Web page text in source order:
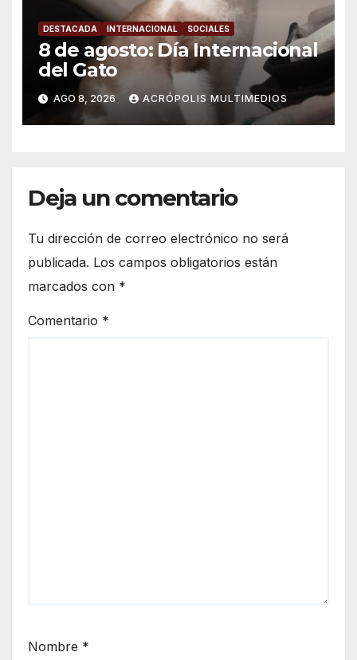
DESTACADA INTERNACIONAL SOCIALES
8 de agosto: Día Internacional
del Gato
AGO 8, 2026 ACRÓPOLIS MULTIMEDIOS
Deja un comentario
Tu dirección de correo electrónico no será
publicada. Los campos obligatorios están
marcados con *
Comentario *
Nombre *